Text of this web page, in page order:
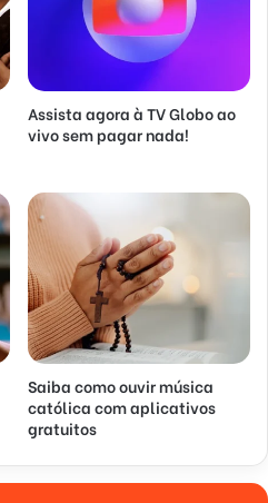
Assista agora à TV Globo ao
vivo sem pagar nada!
Saiba como ouvir música
católica com aplicativos
gratuitos